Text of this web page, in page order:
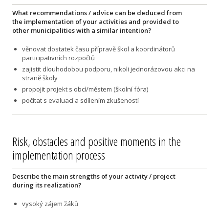
What recommendations / advice can be deduced from
the implementation of your activities and provided to
other municipalities with a similar intention?
věnovat dostatek času přípravě škol a koordinátorů
participativních rozpočtů
zajistit dlouhodobou podporu, nikoli jednorázovou akci na
straně školy
propojit projekt s obcí/městem (školní fóra)
počítat s evaluací a sdílením zkušeností
Risk, obstacles and positive moments in the
implementation process
Describe the main strengths of your activity / project
during its realization?
vysoký zájem žáků